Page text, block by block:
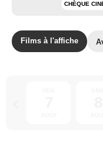
CHÈQUE
Films à l'affiche